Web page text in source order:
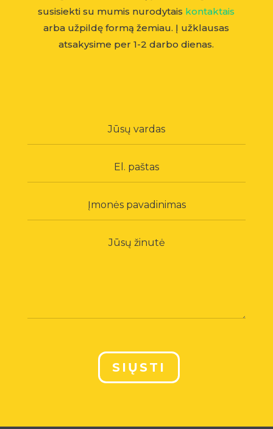
susisiekti su mumis nurodytais kontaktais
arba užpildę formą žemiau. Į užklausas
atsakysime per 1-2 darbo dienas.
SIŲSTI